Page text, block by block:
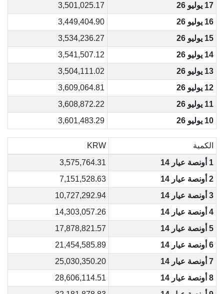
17 يوليو 26
3,501,025.17
16 يوليو 26
3,449,404.90
15 يوليو 26
3,534,236.27
14 يوليو 26
3,541,507.12
13 يوليو 26
3,504,111.02
12 يوليو 26
3,609,064.81
11 يوليو 26
3,608,872.22
10 يوليو 26
3,601,483.29
الكمية
KRW
1 أونصة عيار 14
3,575,764.31
2 أونصة عيار 14
7,151,528.63
3 أونصة عيار 14
10,727,292.94
4 أونصة عيار 14
14,303,057.26
5 أونصة عيار 14
17,878,821.57
6 أونصة عيار 14
21,454,585.89
7 أونصة عيار 14
25,030,350.20
8 أونصة عيار 14
28,606,114.51